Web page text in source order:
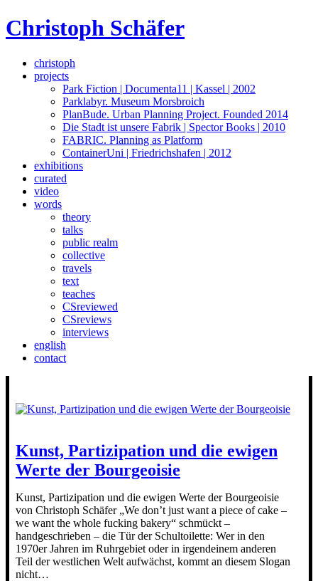
Skip
to
Christoph Schäfer
christoph
projects
Park Fiction | Documenta11 | Kassel | 2002
Parklabyr. Museum Morsbroich
PlanBude. Urban Planning Project. Founded 2014
Die Stadt ist unsere Fabrik | Spector Books | 2010
FABRIC. Planning as Platform
ContainerUni | Friedrichshafen | 2012
exhibitions
curated
video
words
theory
talks
public realm
collective
travels
text
teaches
CSreviewed
CSreviews
interviews
english
contact
Kunst, Partizipation und die ewigen
Werte der Bourgeoisie
Kunst, Partizipation und die ewigen Werte der Bourgeoisie
von Christoph Schäfer „We don’t just want a piece of cake –
we want the whole fucking bakery“ schmückt –
handgeschrieben – die Tür der Schultoilette: Wer in den
1970er Jahren im Ruhrgebiet oder in irgendeinem anderen
Teil der westlichen Welt aufwächst, kommt an diesem Slogan
nicht…